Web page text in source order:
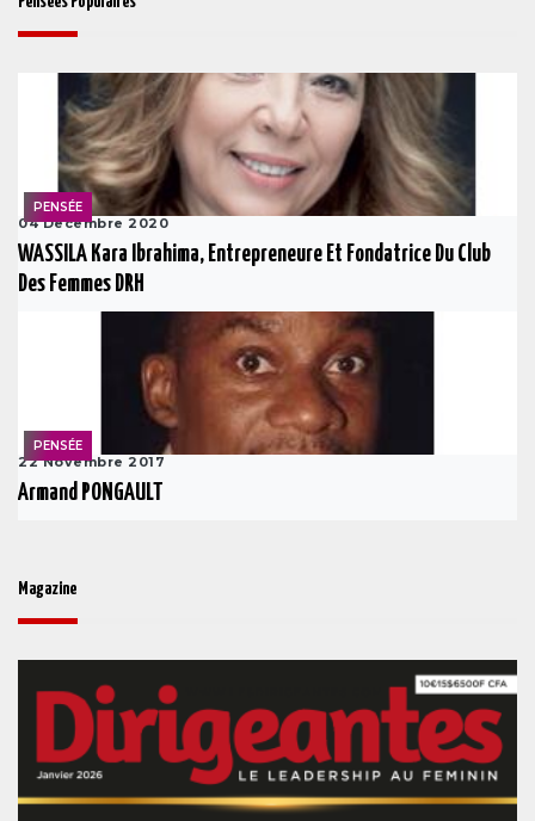
PENSÉE
04 Decembre 2020
WASSILA Kara Ibrahima, Entrepreneure Et Fondatrice Du Club
Des Femmes DRH
PENSÉE
22 Novembre 2017
Armand PONGAULT
Magazine